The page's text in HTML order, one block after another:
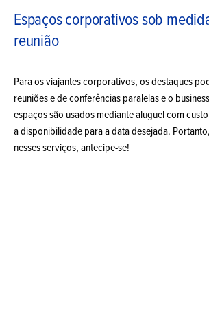
Espaços corporativos sob
reunião
Para os viajantes corporativos, os destaques
reuniões e de conferências paralelas e o
espaços são usados mediante aluguel com
a disponibilidade para a data desejada.
nesses serviços, antecipe-se!